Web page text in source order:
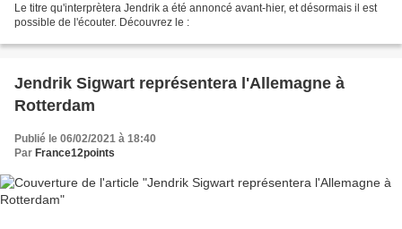
Le titre qu'interprètera Jendrik a été annoncé avant-hier, et désormais il est
possible de l'écouter. Découvrez le :
Jendrik Sigwart représentera l'Allemagne à
Rotterdam
Publié le 06/02/2021 à 18:40
Par France12points